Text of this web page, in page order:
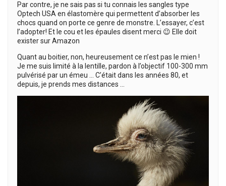
Par contre, je ne sais pas si tu connais les sangles type
Optech USA en élastomère qui permettent d’absorber les
chocs quand on porte ce genre de monstre. L’essayer, c’est
l’adopter! Et le cou et les épaules disent merci 😉 Elle doit
exister sur Amazon
Quant au boitier, non, heureusement ce n’est pas le mien !
Je me suis limité à la lentille, pardon à l’objectif 100-300 mm
pulvérisé par un émeu … C’était dans les années 80, et
depuis, je prends mes distances …